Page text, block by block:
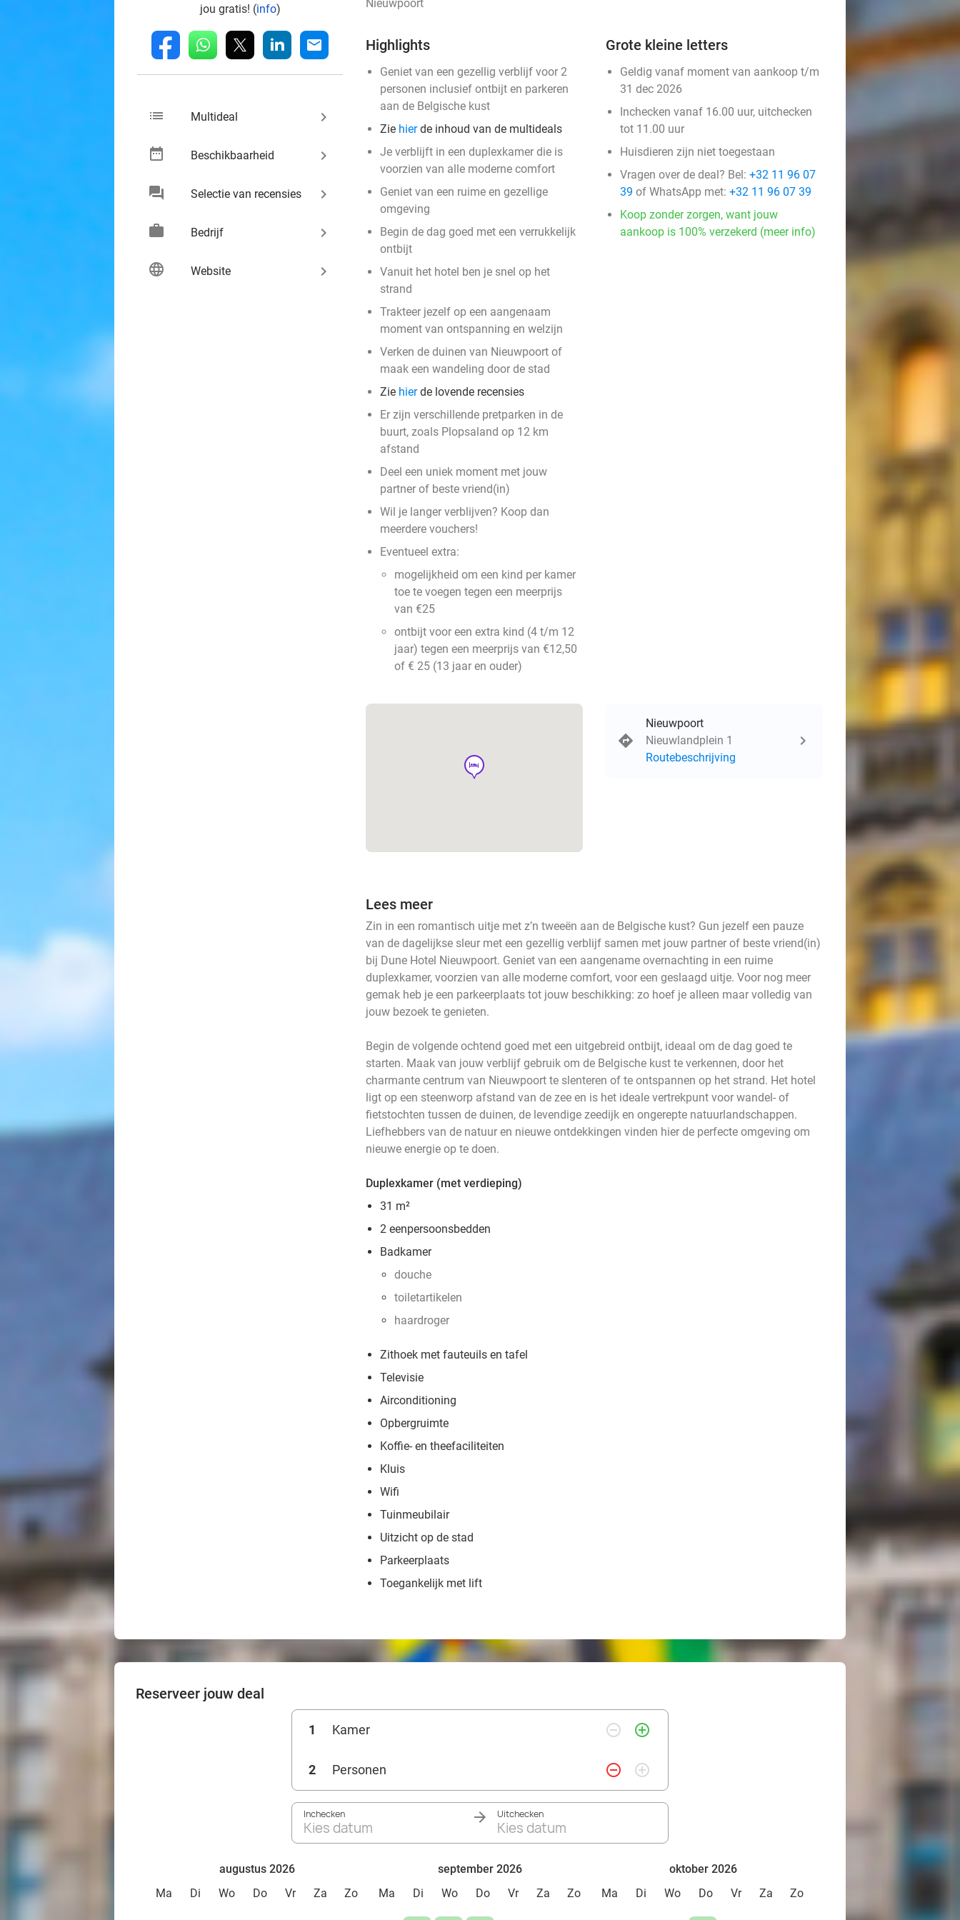
jou gratis! (info)
fb whatsapp linkedin mail
list Multideal keyboard_arrow_right
date_range Beschikbaarheid keyboard_arrow_right
chat Selectie van recensies keyboard_arrow_right
work Bedrijf keyboard_arrow_right
language Website keyboard_arrow_right
Nieuwpoort
Highlights
Geniet van een gezellig verblijf voor 2
personen inclusief ontbijt en parkeren
aan de Belgische kust
Zie hierde inhoud van de multideals
Je verblijft in een duplexkamer die is
voorzien van alle moderne comfort
Geniet van een ruime en gezellige
omgeving
Begin de dag goed met een verrukkelijk
ontbijt
Vanuit het hotel ben je snel op het
strand
Trakteer jezelf op een aangenaam
moment van ontspanning en welzijn
Verken de duinen van Nieuwpoort of
maak een wandeling door de stad
Zie hierde lovende recensies
Er zijn verschillende pretparken in de
buurt, zoals Plopsaland op 12 km
afstand
Deel een uniek moment met jouw
partner of beste vriend(in)
Wil je langer verblijven? Koop dan
meerdere vouchers!
Eventueel extra:
mogelijkheid om een kind per kamer
toe te voegen tegen een meerprijs
van €25
ontbijt voor een extra kind (4 t/m 12
jaar) tegen een meerprijs van €12,50
of € 25 (13 jaar en ouder)
Grote kleine letters
Geldig vanaf moment van aankoop t/m
31 dec 2026
Inchecken vanaf 16.00 uur, uitchecken
tot 11.00 uur
Huisdieren zijn niet toegestaan
Vragen over de deal? Bel: +32 11 96 07
39 of WhatsApp met: +32 11 96 07 39
Koop zonder zorgen, want jouw
aankoop is 100% verzekerd (meer info)
hotel
Nieuwpoort
Nieuwlandplein 1
Routebeschrijving
Lees meer
Zin in een romantisch uitje met z’n tweeën aan de Belgische kust? Gun jezelf een pauze
van de dagelijkse sleur met een gezellig verblijf samen met jouw partner of beste vriend(in)
bij Dune Hotel Nieuwpoort. Geniet van een aangename overnachting in een ruime
duplexkamer, voorzien van alle moderne comfort, voor een geslaagd uitje. Voor nog meer
gemak heb je een parkeerplaats tot jouw beschikking: zo hoef je alleen maar volledig van
jouw bezoek te genieten.
Begin de volgende ochtend goed met een uitgebreid ontbijt, ideaal om de dag goed te
starten. Maak van jouw verblijf gebruik om de Belgische kust te verkennen, door het
charmante centrum van Nieuwpoort te slenteren of te ontspannen op het strand. Het hotel
ligt op een steenworp afstand van de zee en is het ideale vertrekpunt voor wandel- of
fietstochten tussen de duinen, de levendige zeedijk en ongerepte natuurlandschappen.
Liefhebbers van de natuur en nieuwe ontdekkingen vinden hier de perfecte omgeving om
nieuwe energie op te doen.
Duplexkamer (met verdieping)
31 m²
2 eenpersoonsbedden
Badkamer
douche
toiletartikelen
haardroger
Zithoek met fauteuils en tafel
Televisie
Airconditioning
Opbergruimte
Koffie- en theefaciliteiten
Kluis
Wifi
Tuinmeubilair
Uitzicht op de stad
Parkeerplaats
Toegankelijk met lift
Reserveer jouw deal
1 Kamer remove_circle_outline add_circle_outline
2 Personen remove_circle_outline add_circle_outline
Inchecken
Kies datum
Uitchecken
Kies datum
augustus 2026
Ma
Di Wo Do Vr Za Zo
september 2026
Ma
Di Wo Do Vr Za Zo
oktober 2026
Ma
Di Wo Do Vr Za Zo